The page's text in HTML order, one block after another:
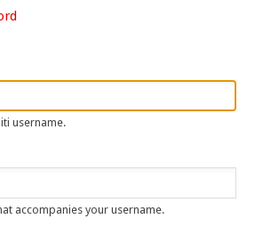
username.
accompanies your username.